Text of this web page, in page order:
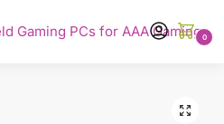
Gaming PCs for AAA Gaming0